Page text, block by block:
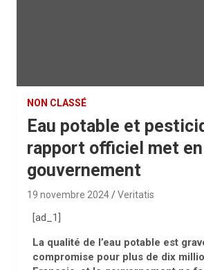
NON CLASSÉ
Eau potable et
rapport officiel met
gouvernement
19 novembre 2024 Veritatis
[ad_1]
La qualité de l’eau potable est
compromise pour plus de dix